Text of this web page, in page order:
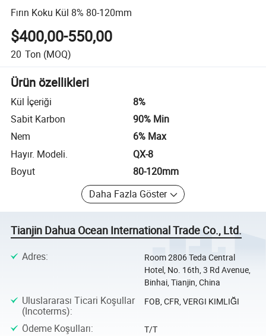
Fırın Koku Kül 8% 80-120mm
$400,00-550,00
20 Ton (MOQ)
Ürün özellikleri
Kül İçeriği
8%
Sabit Karbon
90% Min
Nem
6% Max
Hayır. Modeli.
QX-8
Boyut
80-120mm
Daha Fazla Göster
Tianjin Dahua Ocean International Trade Co., Ltd.
Adres:
Room 2806 Teda Central
Hotel, No. 16th, 3 Rd Avenue,
Binhai, Tianjin, China
Uluslararası Ticari Koşullar
(Incoterms):
FOB, CFR, VERGI KIMLIĞI
Ödeme Koşulları: T/T